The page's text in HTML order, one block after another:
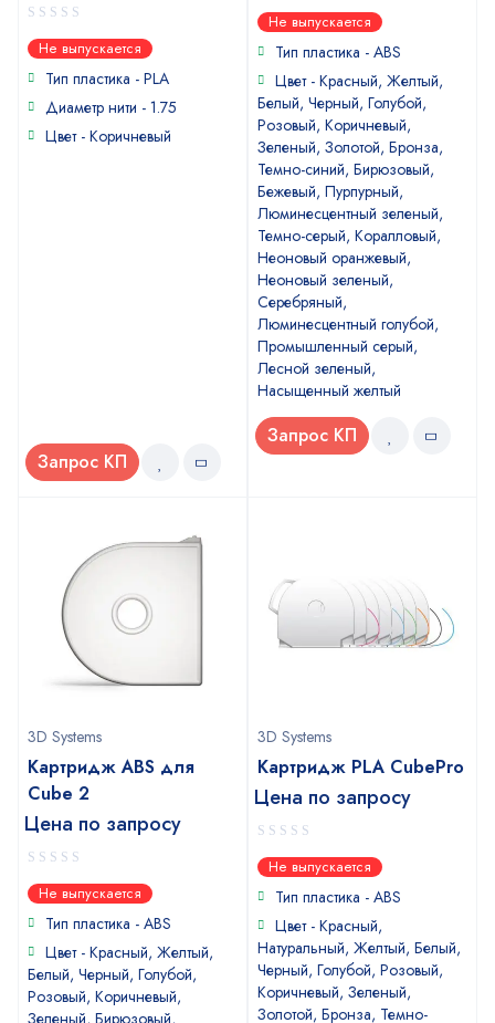
0
out
of
Не выпускается
Тип пластика - PLA
Диаметр нити - 1.75
Цвет - Коричневый
Запрос КП
0
out
of
Не выпускается
Тип пластика - ABS
Цвет - Красный, Желтый,
Белый, Черный, Голубой,
Розовый, Коричневый,
Зеленый, Золотой, Бронза,
Темно-синий, Бирюзовый,
Бежевый, Пурпурный,
Люминесцентный зеленый,
Темно-серый, Коралловый,
Неоновый оранжевый,
Неоновый зеленый,
Серебряный,
Люминесцентный голубой,
Промышленный серый,
Лесной зеленый,
Насыщенный желтый
Запрос КП
3D Systems
Картридж ABS для
Cube 2
Цена по запросу
0
out
of
Не выпускается
Тип пластика - ABS
Цвет - Красный, Желтый,
Белый, Черный, Голубой,
Розовый, Коричневый,
Зеленый, Бирюзовый,
3D Systems
Картридж PLA CubePro
Цена по запросу
0
out
of
Не выпускается
Тип пластика - ABS
Цвет - Красный,
Натуральный, Желтый, Белый,
Черный, Голубой, Розовый,
Коричневый, Зеленый,
Золотой, Бронза, Темно-